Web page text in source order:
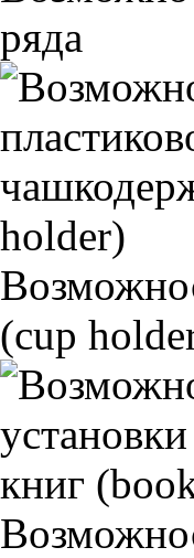
ряда
(cup